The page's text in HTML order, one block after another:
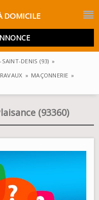
DOMICILE
SAINT-DENIS (93) »
» MAÇONNERIE »
(93360)